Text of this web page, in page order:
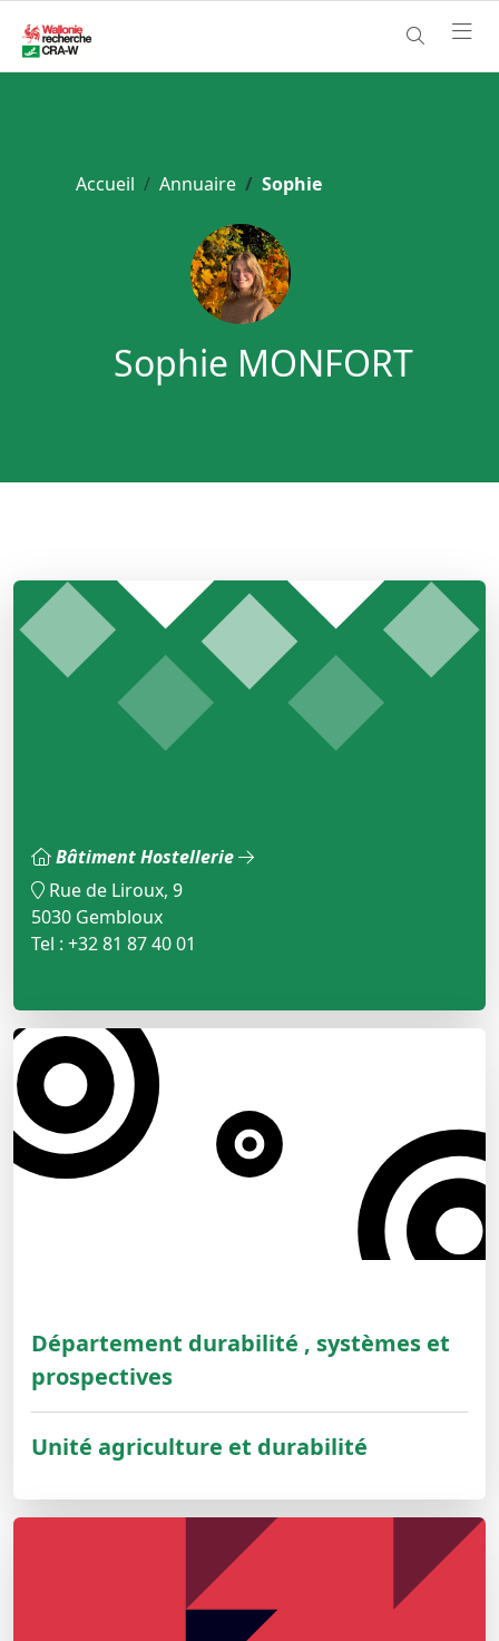
Accueil Annuaire Sophie
Sophie MONFORT
Bâtiment Hostellerie
Rue de Liroux, 9
5030 Gembloux
Tel : +32 81 87 40 01
Département durabilité , systèmes et
prospectives
Unité agriculture et durabilité